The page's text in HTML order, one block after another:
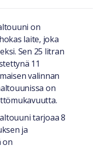
on
laite, joka
Sen 25 litran
11
valinnan
on
tarjoaa 8
ja
on